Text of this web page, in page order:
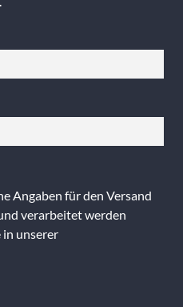
Angaben für den Versand
verarbeitet werden
in unserer